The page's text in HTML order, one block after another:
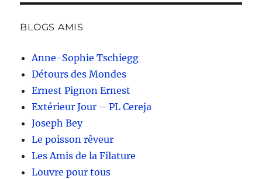
BLOGS AMIS
Anne-Sophie Tschiegg
Détours des Mondes
Ernest Pignon Ernest
Extérieur Jour – PL Cereja
Joseph Bey
Le poisson rêveur
Les Amis de la Filature
Louvre pour tous